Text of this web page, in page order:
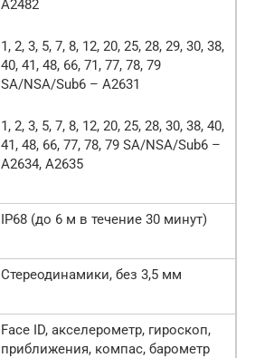
A2482
1, 2, 3, 5, 7, 8, 12, 20, 25, 28, 29, 30, 38,
40, 41, 48, 66, 71, 77, 78, 79
SA/NSA/Sub6 – A2631
1, 2, 3, 5, 7, 8, 12, 20, 25, 28, 30, 38, 40,
41, 48, 66, 77, 78, 79 SA/NSA/Sub6 –
A2634, A2635
IP68 (до 6 м в течение 30 минут)
Стереодинамики, без 3,5 мм
Face ID, акселерометр, гироскоп,
приближения, компас, барометр